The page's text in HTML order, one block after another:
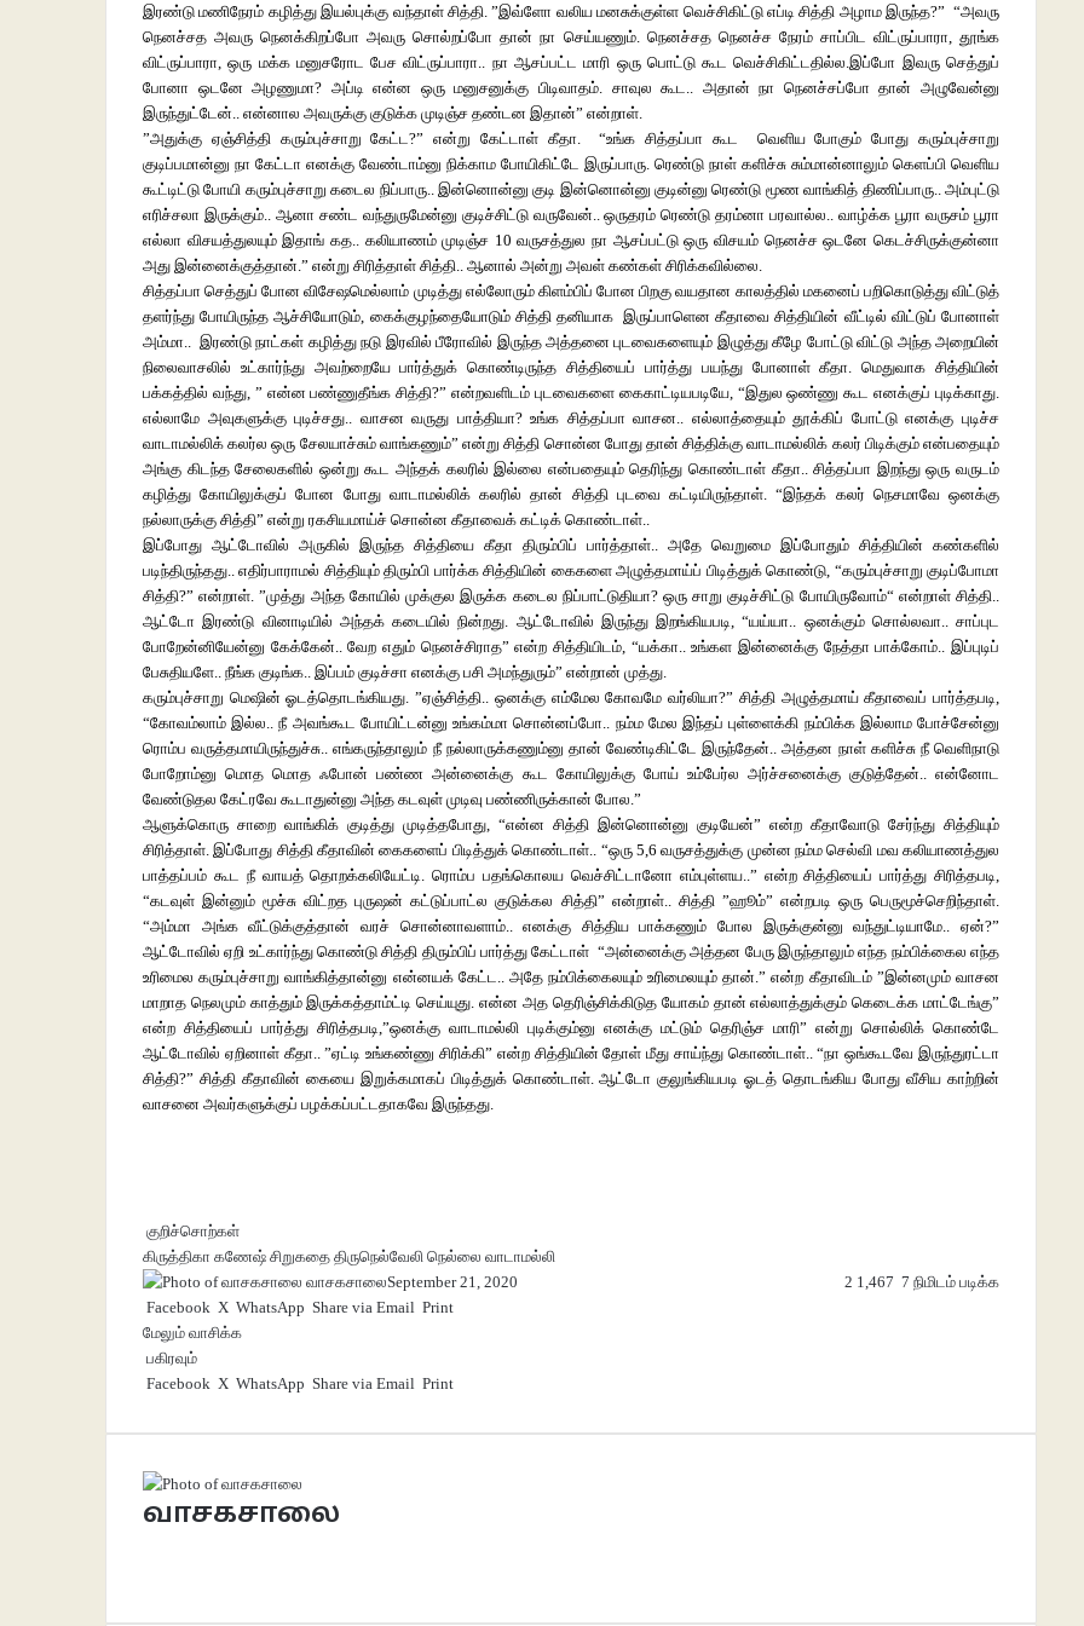
இரண்டு மணிநேரம் கழித்து இயல்புக்கு வந்தாள் சித்தி. ”இவ்ளோ வலிய மனசுக்குள்ள வெச்சிகிட்டு எப்டி சித்தி அழாம இருந்த?” “அவரு
நெனச்சத அவரு நெனக்கிறப்போ அவரு சொல்றப்போ தான் நா செய்யணும். நெனச்சத நெனச்ச நேரம் சாப்பிட விட்ருப்பாரா, தூங்க
விட்ருப்பாரா, ஒரு மக்க மனுசரோட பேச விட்ருப்பாரா.. நா ஆசப்பட்ட மாரி ஒரு பொட்டு கூட வெச்சிகிட்டதில்ல.இப்போ இவரு செத்துப்
போனா ஒடனே அழணுமா? அப்டி என்ன ஒரு மனுசனுக்கு பிடிவாதம். சாவுல கூட.. அதான் நா நெனச்சப்போ தான் அழுவேன்னு
இருந்துட்டேன்.. என்னால அவருக்கு குடுக்க முடிஞ்ச தண்டன இதான்” என்றாள்.
”அதுக்கு ஏஞ்சித்தி கரும்புச்சாறு கேட்ட?” என்று கேட்டாள் கீதா. “உங்க சித்தப்பா கூட வெளிய போகும் போது கரும்புச்சாறு
குடிப்பமான்னு நா கேட்டா எனக்கு வேண்டாம்னு நிக்காம போயிகிட்டே இருப்பாரு. ரெண்டு நாள் களிச்சு சும்மான்னாலும் கெளப்பி வெளிய
கூட்டிட்டு போயி கரும்புச்சாறு கடைல நிப்பாரு.. இன்னொன்னு குடி இன்னொன்னு குடின்னு ரெண்டு மூண வாங்கித் திணிப்பாரு.. அம்புட்டு
எரிச்சலா இருக்கும்.. ஆனா சண்ட வந்துருமேன்னு குடிச்சிட்டு வருவேன்.. ஒருதரம் ரெண்டு தரம்னா பரவால்ல.. வாழ்க்க பூரா வருசம் பூரா
எல்லா விசயத்துலயும் இதாங் கத.. கலியாணம் முடிஞ்ச 10 வருசத்துல நா ஆசப்பட்டு ஒரு விசயம் நெனச்ச ஒடனே கெடச்சிருக்குன்னா
அது இன்னைக்குத்தான்.” என்று சிரித்தாள் சித்தி.. ஆனால் அன்று அவள் கண்கள் சிரிக்கவில்லை.
சித்தப்பா செத்துப் போன விசேஷமெல்லாம் முடித்து எல்லோரும் கிளம்பிப் போன பிறகு வயதான காலத்தில் மகனைப் பறிகொடுத்து விட்டுத்
தளர்ந்து போயிருந்த ஆச்சியோடும், கைக்குழந்தையோடும் சித்தி தனியாக இருப்பாளென கீதாவை சித்தியின் வீட்டில் விட்டுப் போனாள்
அம்மா.. இரண்டு நாட்கள் கழித்து நடு இரவில் பீரோவில் இருந்த அத்தனை புடவைகளையும் இழுத்து கீழே போட்டு விட்டு அந்த அறையின்
நிலைவாசலில் உட்கார்ந்து அவற்றையே பார்த்துக் கொண்டிருந்த சித்தியைப் பார்த்து பயந்து போனாள் கீதா. மெதுவாக சித்தியின்
பக்கத்தில் வந்து, ” என்ன பண்ணுதீங்க சித்தி?” என்றவளிடம் புடவைகளை கைகாட்டியபடியே, “இதுல ஒண்ணு கூட எனக்குப் புடிக்காது.
எல்லாமே அவுகளுக்கு புடிச்சது.. வாசன வருது பாத்தியா? உங்க சித்தப்பா வாசன.. எல்லாத்தையும் தூக்கிப் போட்டு எனக்கு புடிச்ச
வாடாமல்லிக் கலர்ல ஒரு சேலயாச்சும் வாங்கணும்” என்று சித்தி சொன்ன போது தான் சித்திக்கு வாடாமல்லிக் கலர் பிடிக்கும் என்பதையும்
அங்கு கிடந்த சேலைகளில் ஒன்று கூட அந்தக் கலரில் இல்லை என்பதையும் தெரிந்து கொண்டாள் கீதா.. சித்தப்பா இறந்து ஒரு வருடம்
கழித்து கோயிலுக்குப் போன போது வாடாமல்லிக் கலரில் தான் சித்தி புடவை கட்டியிருந்தாள். “இந்தக் கலர் நெசமாவே ஒனக்கு
நல்லாருக்கு சித்தி” என்று ரகசியமாய்ச் சொன்ன கீதாவைக் கட்டிக் கொண்டாள்..
இப்போது ஆட்டோவில் அருகில் இருந்த சித்தியை கீதா திரும்பிப் பார்த்தாள்.. அதே வெறுமை இப்போதும் சித்தியின் கண்களில்
படிந்திருந்தது.. எதிர்பாராமல் சித்தியும் திரும்பி பார்க்க சித்தியின் கைகளை அழுத்தமாய்ப் பிடித்துக் கொண்டு, “கரும்புச்சாறு குடிப்போமா
சித்தி?” என்றாள். ”முத்து அந்த கோயில் முக்குல இருக்க கடைல நிப்பாட்டுதியா? ஒரு சாறு குடிச்சிட்டு போயிருவோம்“ என்றாள் சித்தி..
ஆட்டோ இரண்டு வினாடியில் அந்தக் கடையில் நின்றது. ஆட்டோவில் இருந்து இறங்கியபடி, “யய்யா.. ஒனக்கும் சொல்லவா.. சாப்புட
போறேன்னியேன்னு கேக்கேன்.. வேற எதும் நெனச்சிராத” என்ற சித்தியிடம், “யக்கா.. உங்கள இன்னைக்கு நேத்தா பாக்கோம்.. இப்புடிப்
பேசுதியளே.. நீங்க குடிங்க.. இப்பம் குடிச்சா எனக்கு பசி அமந்துரும்” என்றான் முத்து.
கரும்புச்சாறு மெஷின் ஓடத்தொடங்கியது. ”ஏஞ்சித்தி.. ஒனக்கு எம்மேல கோவமே வர்லியா?” சித்தி அழுத்தமாய் கீதாவைப் பார்த்தபடி,
“கோவம்லாம் இல்ல.. நீ அவங்கூட போயிட்டன்னு உங்கம்மா சொன்னப்போ.. நம்ம மேல இந்தப் புள்ளைக்கி நம்பிக்க இல்லாம போச்சேன்னு
ரொம்ப வருத்தமாயிருந்துச்சு.. எங்கருந்தாலும் நீ நல்லாருக்கணும்னு தான் வேண்டிகிட்டே இருந்தேன்.. அத்தன நாள் களிச்சு நீ வெளிநாடு
போறோம்னு மொத மொத ஃபோன் பண்ண அன்னைக்கு கூட கோயிலுக்கு போய் உம்பேர்ல அர்ச்சனைக்கு குடுத்தேன்.. என்னோட
வேண்டுதல கேட்ரவே கூடாதுன்னு அந்த கடவுள் முடிவு பண்ணிருக்கான் போல.”
ஆளுக்கொரு சாறை வாங்கிக் குடித்து முடித்தபோது, “என்ன சித்தி இன்னொன்னு குடியேன்” என்ற கீதாவோடு சேர்ந்து சித்தியும்
சிரித்தாள். இப்போது சித்தி கீதாவின் கைகளைப் பிடித்துக் கொண்டாள்.. “ஒரு 5,6 வருசத்துக்கு முன்ன நம்ம செல்வி மவ கலியாணத்துல
பாத்தப்பம் கூட நீ வாயத் தொறக்கலியேட்டி. ரொம்ப பதங்கொலய வெச்சிட்டானோ எம்புள்ளய..” என்ற சித்தியைப் பார்த்து சிரித்தபடி,
“கடவுள் இன்னும் மூச்சு விட்றத புருஷன் கட்டுப்பாட்ல குடுக்கல சித்தி” என்றாள்.. சித்தி ”ஹூம்” என்றபடி ஒரு பெருமூச்செறிந்தாள்.
“அம்மா அங்க வீட்டுக்குத்தான் வரச் சொன்னாவளாம்.. எனக்கு சித்திய பாக்கணும் போல இருக்குன்னு வந்துட்டியாமே.. ஏன்?”
ஆட்டோவில் ஏறி உட்கார்ந்து கொண்டு சித்தி திரும்பிப் பார்த்து கேட்டாள் “அன்னைக்கு அத்தன பேரு இருந்தாலும் எந்த நம்பிக்கைல எந்த
உரிமைல கரும்புச்சாறு வாங்கித்தான்னு என்னயக் கேட்ட.. அதே நம்பிக்கைலயும் உரிமைலயும் தான்.” என்ற கீதாவிடம் ”இன்னமும் வாசன
மாறாத நெலமும் காத்தும் இருக்கத்தாம்ட்டி செய்யுது. என்ன அத தெரிஞ்சிக்கிடுத யோகம் தான் எல்லாத்துக்கும் கெடைக்க மாட்டேங்கு”
என்ற சித்தியைப் பார்த்து சிரித்தபடி,”ஒனக்கு வாடாமல்லி புடிக்கும்னு எனக்கு மட்டும் தெரிஞ்ச மாரி” என்று சொல்லிக் கொண்டே
ஆட்டோவில் ஏறினாள் கீதா.. ”ஏட்டி உங்கண்ணு சிரிக்கி” என்ற சித்தியின் தோள் மீது சாய்ந்து கொண்டாள்.. “நா ஒங்கூடவே இருந்துரட்டா
சித்தி?” சித்தி கீதாவின் கையை இறுக்கமாகப் பிடித்துக் கொண்டாள். ஆட்டோ குலுங்கியபடி ஓடத் தொடங்கிய போது வீசிய காற்றின்
வாசனை அவர்களுக்குப் பழக்கப்பட்டதாகவே இருந்தது.
குறிச்சொற்கள்
கிருத்திகா கணேஷ் சிறுகதை திருநெல்வேலி நெல்லை வாடாமல்லி
வாசகசாலைSeptember 21, 2020 2 1,467 7 நிமிடம் படிக்க
Facebook X WhatsApp Share via Email Print
மேலும் வாசிக்க
பகிரவும்
Facebook X WhatsApp Share via Email Print
வாசகசாலை